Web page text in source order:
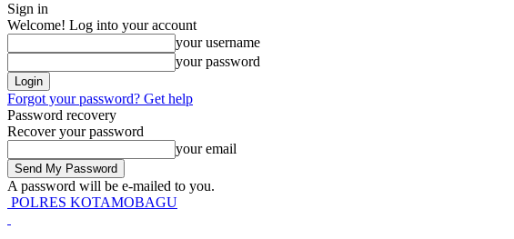
Sign in
Welcome! Log into your account
your username
your password
Forgot your password? Get help
Password recovery
Recover your password
your email
A password will be e-mailed to you.
POLRES KOTAMOBAGU